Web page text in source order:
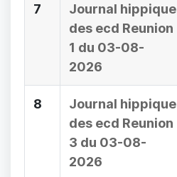
7
Journal hippique
des ecd Reunion
1 du 03-08-
2026
8
Journal hippique
des ecd Reunion
3 du 03-08-
2026